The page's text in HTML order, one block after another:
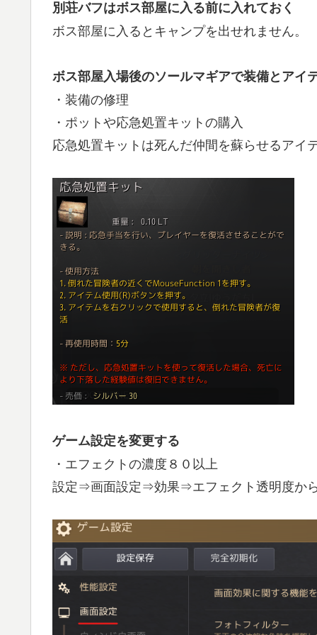
別荘バフはボス部屋に入る前に入れておく
ボス部屋に入るとキャンプを出せれません。
ボス部屋入場後のソールマギアで装備とアイ
・装備の修理
・ポットや応急処置キットの購入
応急処置キットは死んだ仲間を蘇らせるアイ
ゲーム設定を変更する
・エフェクトの濃度８０以上
設定⇒画面設定⇒効果⇒エフェクト透明度か